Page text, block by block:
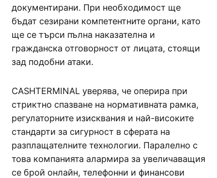
документирани. При необходимост ще
бъдат сезирани компетентните органи, като
ще се търси пълна наказателна и
гражданска отговорност от лицата, стоящи
зад подобни атаки.
CASHTERMINAL уверява, че оперира при
стриктно спазване на нормативната рамка,
регулаторните изисквания и най-високите
стандарти за сигурност в сферата на
разплащателните технологии. Паралелно с
това компанията алармира за увеличаващия
се брой онлайн, телефонни и финансови